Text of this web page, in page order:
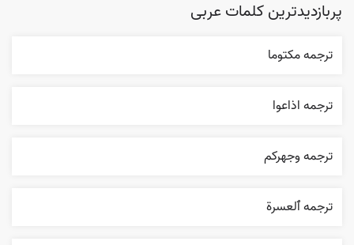
پربازدیدترین کلمات عربی
ترجمه مکتوما
ترجمه اذاعوا
ترجمه وجهرکم
ترجمه ٱلعسرة